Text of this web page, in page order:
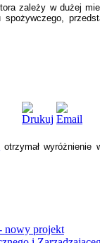
zależy w dużej
spożywczego,
otrzymał
nowy projekt